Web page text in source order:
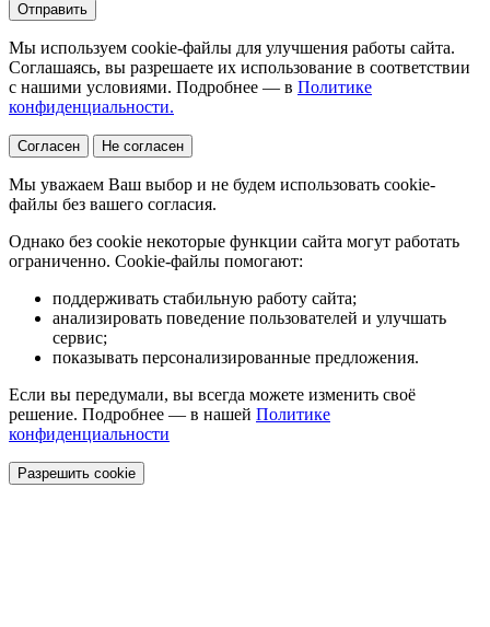
Отправить
Мы используем cookie-файлы для улучшения работы сайта.
Соглашаясь, вы разрешаете их использование в соответствии
с нашими условиями. Подробнее — в Политике
конфиденциальности.
Согласен Не согласен
Мы уважаем Ваш выбор и не будем использовать cookie-
файлы без вашего согласия.
Однако без cookie некоторые функции сайта могут работать
ограниченно. Cookie-файлы помогают:
поддерживать стабильную работу сайта;
анализировать поведение пользователей и улучшать
сервис;
показывать персонализированные предложения.
Если вы передумали, вы всегда можете изменить своё
решение. Подробнее — в нашей Политике
конфиденциальности
Разрешить cookie